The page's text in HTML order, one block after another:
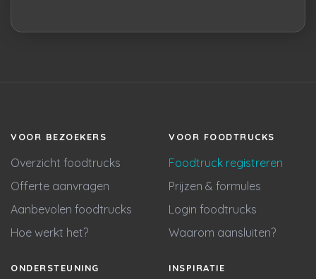
VOOR BEZOEKERS
Overzicht foodtrucks
Offerte aanvragen
Aanbevolen foodtrucks
Hoe werkt het?
VOOR FOODTRUCKS
Foodtruck registreren
Prijzen & formules
Login foodtrucks
Waarom aansluiten?
ONDERSTEUNING INSPIRATIE